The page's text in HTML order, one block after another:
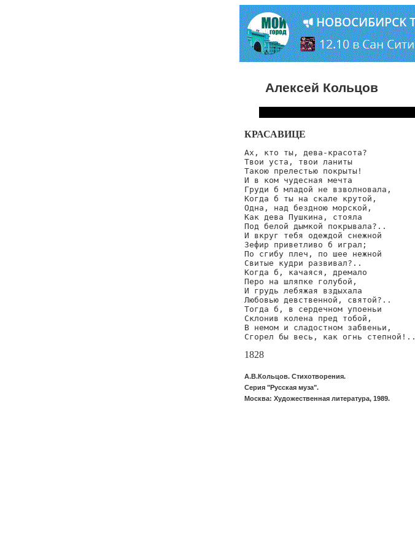
Алексей Кольцов
КРАСАВИЦЕ
Ах, кто ты, дева-красота?
Твои уста, твои ланиты
Такою прелестью покрыты!
И в ком чудесная мечта
Груди б младой не взволновала,
Когда б ты на скале крутой,
Одна, над бездною морской,
Как дева Пушкина, стояла
Под белой дымкой покрывала?..
И вкруг тебя одеждой снежной
Зефир приветливо б играл;
По сгибу плеч, по шее нежной
Свитые кудри развивал?..
Когда б, качаяся, дремало
Перо на шляпке голубой,
И грудь лебяжая вздыхала
Любовью девственной, святой?..
Тогда б, в сердечном упоеньи
Склонив колена пред тобой,
В немом и сладостном забвеньи,
Сгорел бы весь, как огнь степной!..
1828
А.В.Кольцов. Стихотворения.
Серия "Русская муза".
Москва: Художественная литература, 1989.